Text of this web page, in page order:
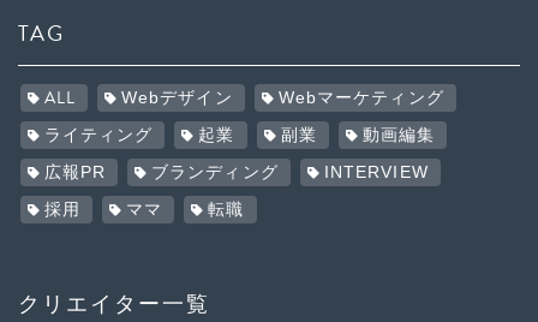
TAG
ALL Webデザイン Webマーケティング
ライティング 起業 副業 動画編集
広報PR ブランディング INTERVIEW
採用 ママ 転職
クリエイター一覧